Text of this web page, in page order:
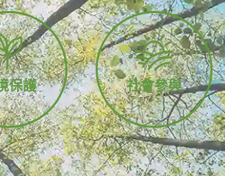
保護 社會參與